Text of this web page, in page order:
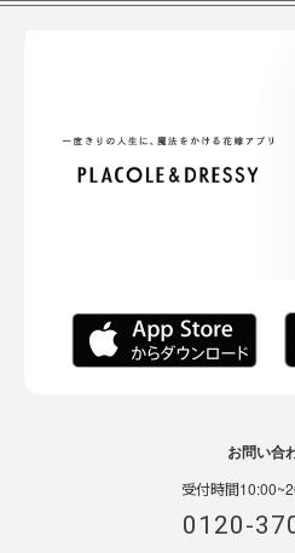
お問い合
受付時間
0120-